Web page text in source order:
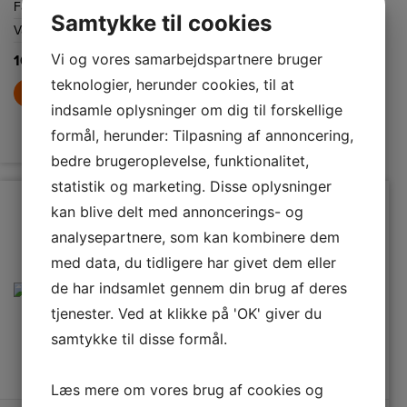
lejlighed.
Farve
Vægt
0,6 kg
169,-
LÆG I KURV
krøller på tøjet.
Konstant
20
1300 W
329,-
LÆG I KURV
Samtykke til cookies
Vi og vores samarbejdspartnere bruger
teknologier, herunder cookies, til at
indsamle oplysninger om dig til forskellige
formål, herunder: Tilpasning af annoncering,
bedre brugeroplevelse, funktionalitet,
statistik og marketing. Disse oplysninger
kan blive delt med annoncerings- og
analysepartnere, som kan kombinere dem
med data, du tidligere har givet dem eller
de har indsamlet gennem din brug af deres
tjenester. Ved at klikke på 'OK' giver du
samtykke til disse formål.
Læs mere om vores brug af cookies og